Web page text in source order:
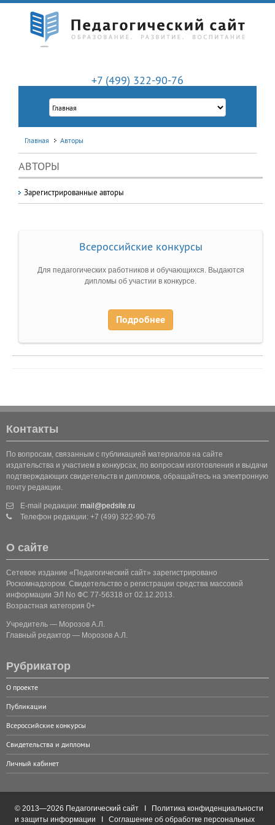
+7 (499) 322-90-76
Главная Авторы
АВТОРЫ
Зарегистрированные авторы
Всероссийские конкурсы
Для педагогических работников и обучающихся. Выдаются
дипломы об участии в конкурсе.
Подробнее
Контакты
По вопросам, связанным с публикацией материалов на сайте
издательства и участием в конкурсах, по вопросам изготовления и выдачи
подтверждающих свидетельств и дипломов, обращайтесь на электронную
почту редакции.
E-mail редакции: mail@pedsite.ru
Телефон редакции: +7 (499) 322-90-76
О сайте
Сетевое издание «Педагогический сайт» зарегистрировано
Роскомнадзором. Свидетельство о регистрации средства массовой
информации ЭЛ No ФС 77-56318 от 02.12.2013.
Возрастная категория 0+
Учредитель — Морозов А.Л.
Главный редактор — Морозов А.Л.
Рубрикатор
О проекте
Публикации
Всероссийские конкурсы
Свидетельства и дипломы
Личный кабинет
© 2013—2026 Педагогический сайт I
Политика конфиденциальности
и защиты информации
Соглашение об обработке персональных